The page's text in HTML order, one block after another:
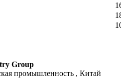
Group
промышленность , Китай